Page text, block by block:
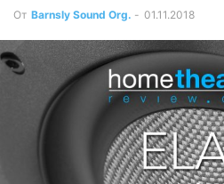
От Barnsly Sound Org. - 01.11.2018